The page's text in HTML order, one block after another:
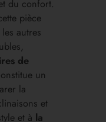
du confort.
pièce
autres
de
un
la
et
et à la